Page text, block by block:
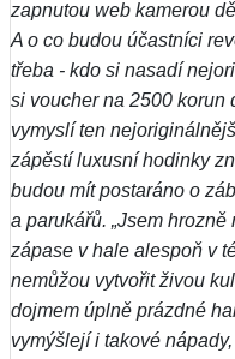
zapnutou web kamerou
A o co budou účastníci
třeba - kdo si nasadí
si voucher na 2500 korun
vymyslí ten
zápěstí luxusní hodinky
budou mít postaráno o
a parukářů. „Jsem
zápase v hale alespoň v
nemůžou vytvořit živou
dojmem úplně prázdné
vymýšlejí i takové